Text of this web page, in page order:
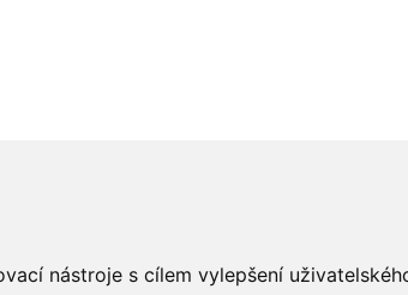
nástroje s cílem vylepšení